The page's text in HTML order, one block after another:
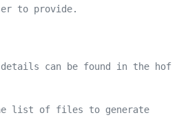
to provide.
can be found in the hof
list of files to generate